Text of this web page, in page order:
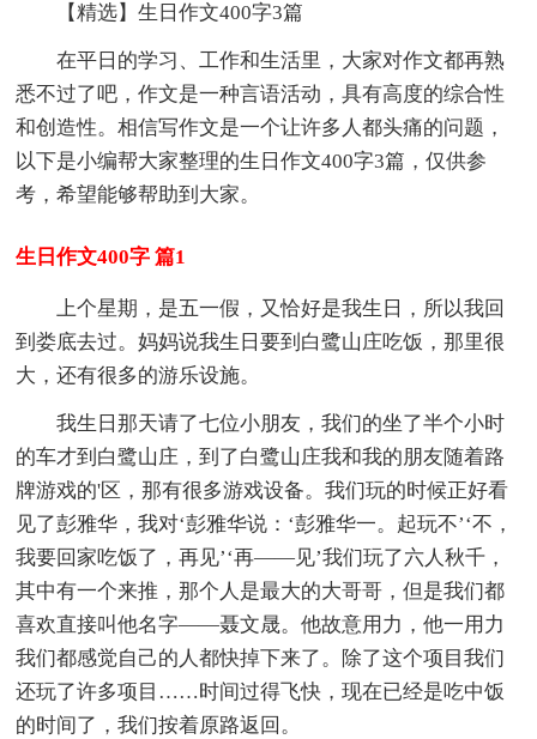
【精选】生日作文400字3篇
在平日的学习、工作和生活里，大家对作文都再熟
悉不过了吧，作文是一种言语活动，具有高度的综合性
和创造性。相信写作文是一个让许多人都头痛的问题，
以下是小编帮大家整理的生日作文400字3篇，仅供参
考，希望能够帮助到大家。
生日作文400字 篇1
上个星期，是五一假，又恰好是我生日，所以我回
到娄底去过。妈妈说我生日要到白鹭山庄吃饭，那里很
大，还有很多的游乐设施。
我生日那天请了七位小朋友，我们的坐了半个小时
的车才到白鹭山庄，到了白鹭山庄我和我的朋友随着路
牌游戏的'区，那有很多游戏设备。我们玩的时候正好看
见了彭雅华，我对‘彭雅华说：‘彭雅华一。起玩不’‘不，
我要回家吃饭了，再见’‘再——见’我们玩了六人秋千，
其中有一个来推，那个人是最大的大哥哥，但是我们都
喜欢直接叫他名字——聂文晟。他故意用力，他一用力
我们都感觉自己的人都快掉下来了。除了这个项目我们
还玩了许多项目……时间过得飞快，现在已经是吃中饭
的时间了，我们按着原路返回。